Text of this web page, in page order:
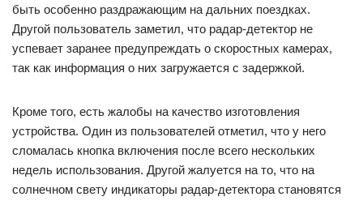
быть особенно раздражающим на дальних поездках.
Другой пользователь заметил, что радар-детектор не
успевает заранее предупреждать о скоростных камерах,
так как информация о них загружается с задержкой.
Кроме того, есть жалобы на качество изготовления
устройства. Один из пользователей отметил, что у него
сломалась кнопка включения после всего нескольких
недель использования. Другой жалуется на то, что на
солнечном свету индикаторы радар-детектора становятся